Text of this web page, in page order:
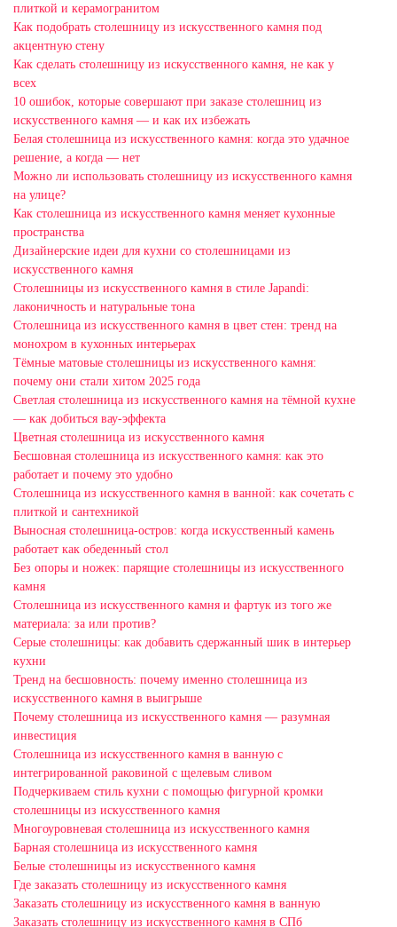
плиткой и керамогранитом
Как подобрать столешницу из искусственного камня под
акцентную стену
Как сделать столешницу из искусственного камня, не как у
всех
10 ошибок, которые совершают при заказе столешниц из
искусственного камня — и как их избежать
Белая столешница из искусственного камня: когда это удачное
решение, а когда — нет
Можно ли использовать столешницу из искусственного камня
на улице?
Как столешница из искусственного камня меняет кухонные
пространства
Дизайнерские идеи для кухни со столешницами из
искусственного камня
Столешницы из искусственного камня в стиле Japandi:
лаконичность и натуральные тона
Столешница из искусственного камня в цвет стен: тренд на
монохром в кухонных интерьерах
Тёмные матовые столешницы из искусственного камня:
почему они стали хитом 2025 года
Светлая столешница из искусственного камня на тёмной кухне
— как добиться вау-эффекта
Цветная столешница из искусственного камня
Бесшовная столешница из искусственного камня: как это
работает и почему это удобно
Столешница из искусственного камня в ванной: как сочетать с
плиткой и сантехникой
Выносная столешница-остров: когда искусственный камень
работает как обеденный стол
Без опоры и ножек: парящие столешницы из искусственного
камня
Столешница из искусственного камня и фартук из того же
материала: за или против?
Серые столешницы: как добавить сдержанный шик в интерьер
кухни
Тренд на бесшовность: почему именно столешница из
искусственного камня в выигрыше
Почему столешница из искусственного камня — разумная
инвестиция
Столешница из искусственного камня в ванную с
интегрированной раковиной с щелевым сливом
Подчеркиваем стиль кухни с помощью фигурной кромки
столешницы из искусственного камня
Многоуровневая столешница из искусственного камня
Барная столешница из искусственного камня
Белые столешницы из искусственного камня
Где заказать столешницу из искусственного камня
Заказать столешницу из искусственного камня в ванную
Заказать столешницу из искусственного камня в СПб